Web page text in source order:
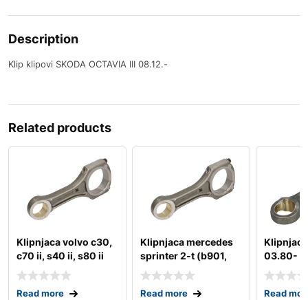
Description
Klip klipovi SKODA OCTAVIA III 08.12.-
Related products
Klipnjaca volvo c30,
c70 ii, s40 ii, s80 ii
Read more
Klipnjaca mercedes
sprinter 2-t (b901,
b902), 3,5-t (b90
Read more
03.80-
Read